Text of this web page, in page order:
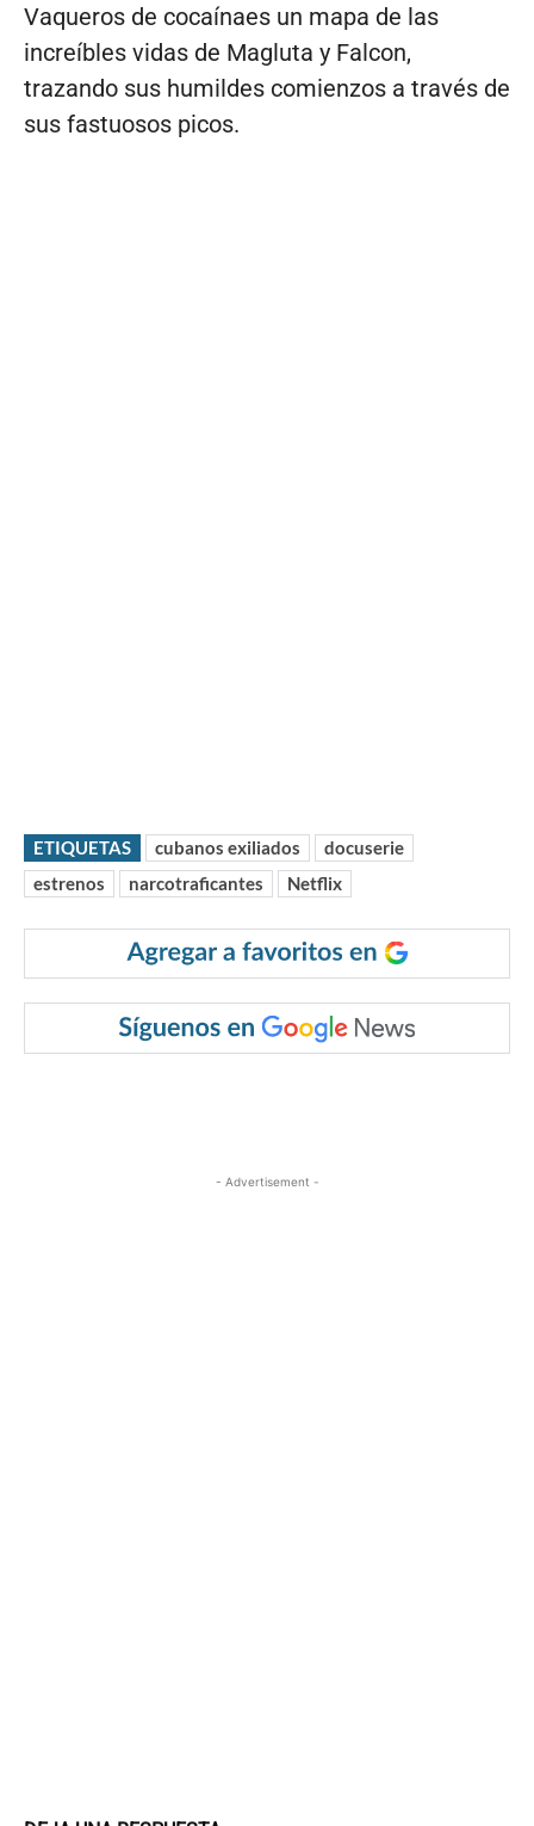
Vaqueros de cocaínaes un mapa de las
increíbles vidas de Magluta y Falcon,
trazando sus humildes comienzos a través de
sus fastuosos picos.
ETIQUETAS cubanos exiliados
docuserie
estrenos
narcotraficantes Netflix
- Advertisement -